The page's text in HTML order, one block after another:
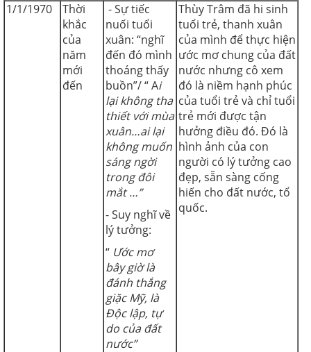
1/1/1970
Thời
khắc
của
năm
mới
đến
- Sự tiếc
nuối tuổi
xuân: “nghĩ
đến đó mình
thoáng thấy
buồn”/ “ Ai
lại không tha
thiết với mùa
xuân…ai lại
không muốn
sáng ngời
trong đôi
mắt …”
- Suy nghĩ về
lý tưởng:
“ Ước mơ
bây giờ là
đánh thắng
giặc Mỹ, là
Độc lập, tự
do của đất
nước”
Thùy Trâm đã hi sinh
tuổi trẻ, thanh xuân
của mình để thực hiện
ước mơ chung của đất
nước nhưng cô xem
đó là niềm hạnh phúc
của tuổi trẻ và chỉ tuổi
trẻ mới được tận
hưởng điều đó. Đó là
hình ảnh của con
người có lý tưởng cao
đẹp, sẵn sàng cống
hiến cho đất nước, tổ
quốc.